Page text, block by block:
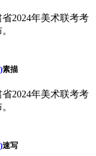
2024年美术联考考
素描
2024年美术联考考
速写